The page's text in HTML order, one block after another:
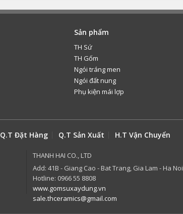
Sản phẩm
TH Sứ
TH Gốm
Ngói tráng men
Ngói đất nung
Phụ kiện mái lợp
Q.T Đặt Hàng Q.T Sản Xuất H.T Vận Chuyển
THANH HAI CO., LTD
Add: 41B - Giang Cao - Bat Trang, Gia Lam - Ha Noi
Hotline: 0966 55 8808
www.gomsuxaydung.vn
sale.thceramics@gmail.com